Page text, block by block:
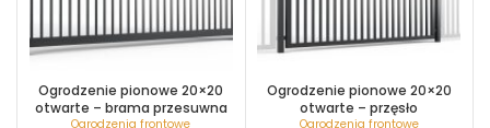
Ogrodzenie pionowe 20×20
otwarte – brama przesuwna
Ogrodzenia frontowe
Ogrodzenie pionowe 20×20
otwarte – przęsło
Ogrodzenia frontowe